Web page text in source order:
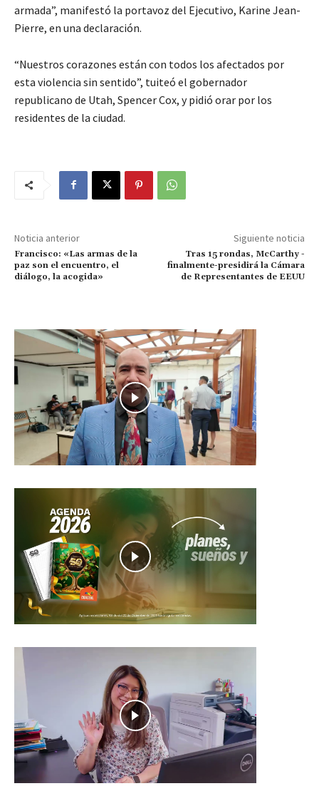
armada”, manifestó la portavoz del Ejecutivo, Karine Jean-
Pierre, en una declaración.
“Nuestros corazones están con todos los afectados por
esta violencia sin sentido”, tuiteó el gobernador
republicano de Utah, Spencer Cox, y pidió orar por los
residentes de la ciudad.
Noticia anterior
Francisco: «Las armas de la
paz son el encuentro, el
diálogo, la acogida»
Siguiente noticia
Tras 15 rondas, McCarthy -
finalmente-presidirá la Cámara
de Representantes de EEUU